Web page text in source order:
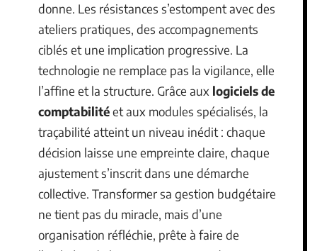
donne. Les résistances s’estompent avec des
ateliers pratiques, des accompagnements
ciblés et une implication progressive. La
technologie ne remplace pas la vigilance, elle
l’affine et la structure. Grâce aux logiciels de
comptabilitéet aux modules spécialisés, la
traçabilité atteint un niveau inédit : chaque
décision laisse une empreinte claire, chaque
ajustement s’inscrit dans une démarche
collective. Transformer sa gestion budgétaire
ne tient pas du miracle, mais d’une
organisation réfléchie, prête à faire de